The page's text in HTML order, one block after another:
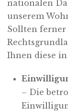
nationalen
unserem
Sollten
Ihnen diese
– Die